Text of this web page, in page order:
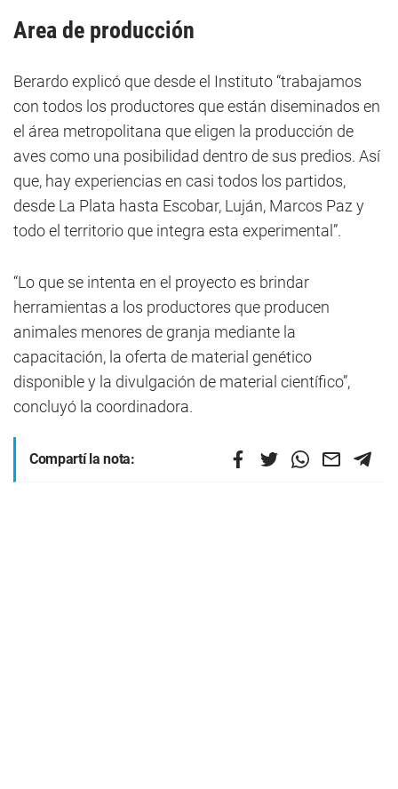
Area de producción
Berardo explicó que desde el Instituto “trabajamos
con todos los productores que están diseminados en
el área metropolitana que eligen la producción de
aves como una posibilidad dentro de sus predios. Así
que, hay experiencias en casi todos los partidos,
desde La Plata hasta Escobar, Luján, Marcos Paz y
todo el territorio que integra esta experimental”.
“Lo que se intenta en el proyecto es brindar
herramientas a los productores que producen
animales menores de granja mediante la
capacitación, la oferta de material genético
disponible y la divulgación de material científico”,
concluyó la coordinadora.
Compartí la nota: